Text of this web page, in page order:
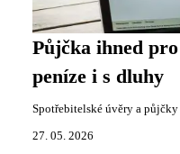
Půjčka ihned
peníze i s dluhy
Spotřebitelské úvěry a půjčky
27. 05. 2026